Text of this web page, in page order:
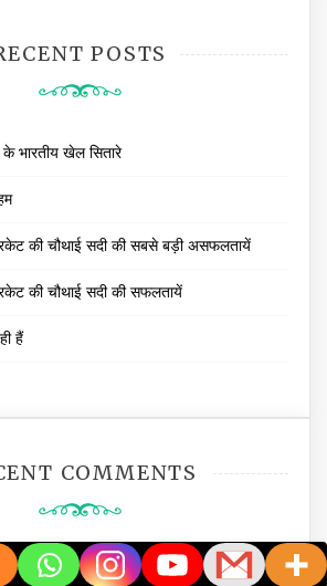
POSTS
के भारतीय खेल सितारे
की चौथाई सदी की सबसे बड़ी असफलतायें
की चौथाई सदी की सफलतायें
हैं
COMMENTS
भारतीय क्रिकेट की चौथाई सदी की सफलतायें